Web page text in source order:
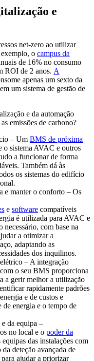
e
net-zero ao utilizar
o campus da
de 16% no consumo
ROI de 2 anos. A
apenas um sexto da
um sistema de gestão de
e da automação
emissões de carbono?
– Um BMS de próxima
o sistema AVAC e outros
a funcionar de forma
Também dá às
os sistemas do edifício
e manter o conforto – Os
e software compatíveis
é utilizada para AVAC e
necessário, com base na
a otimizar a
adaptando as
dos inquilinos.
– A integração
com o seu BMS proporciona
a gerir melhor a utilização
rapidamente padrões
e de custos e
energia e o tempo de
da equipa –
no local e o poder da
das instalações com
deteção avançada de
ajudar a priorizar